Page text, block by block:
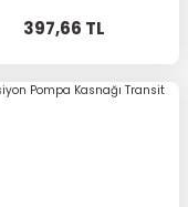
397,66 TL